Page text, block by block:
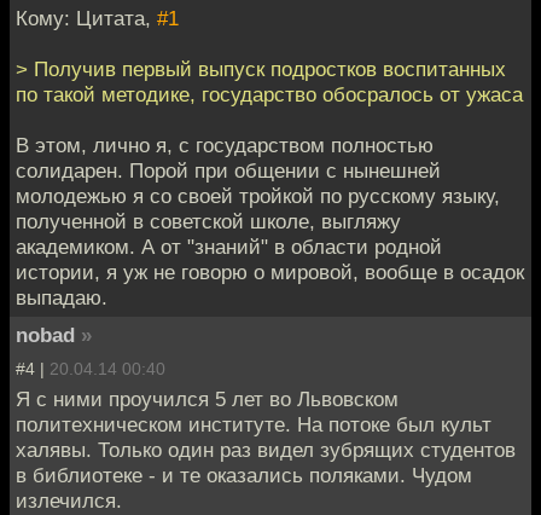
Кому: Цитата, #1
> Получив первый выпуск подростков воспитанных
по такой методике, государство обосралось от ужаса
В этом, лично я, с государством полностью
солидарен. Порой при общении с нынешней
молодежью я со своей тройкой по русскому языку,
полученной в советской школе, выгляжу
академиком. А от "знаний" в области родной
истории, я уж не говорю о мировой, вообще в осадок
выпадаю.
nobad »
#4 | 20.04.14 00:40
Я с ними проучился 5 лет во Львовском
политехническом институте. На потоке был культ
халявы. Только один раз видел зубрящих студентов
в библиотеке - и те оказались поляками. Чудом
излечился.